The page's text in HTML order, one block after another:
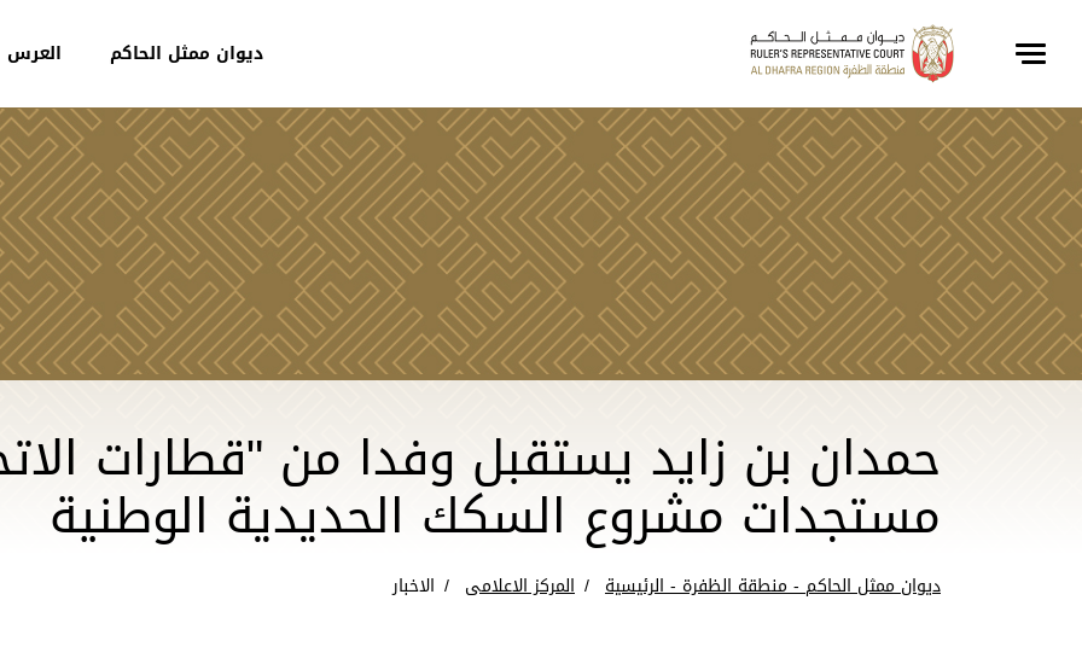
ديوان ممثل الحاكم العرس
حمدان بن زايد يستقبل وفدا من "قطارات
مستجدات مشروع السكك الحديدية الوطنية
ديوان ممثل الحاكم - منطقة الظفرة - الرئيسية المركز الاعلامى الاخبار